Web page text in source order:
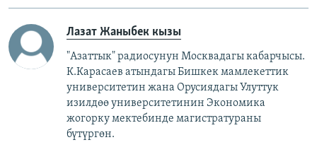
Лазат Жаныбек кызы
"Азаттык" радиосунун Москвадагы кабарчысы.
К.Карасаев атындагы Бишкек мамлекеттик
университетин жана Орусиядагы Улуттук
изилдөө университетинин Экономика
жогорку мектебинде магистратураны
бүтүргөн.